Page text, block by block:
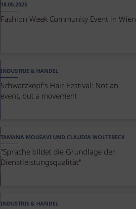
18.05.2025
Fashion Week Community Event in Wien
INDUSTRIE & HANDEL
Schwarzkopf’s Hair Festival: Not an
event, but a movement
TAMANA MOUSAVI UND CLAUDIA WOLTERECK
"Sprache bildet die Grundlage der
Dienstleistungsqualität"
INDUSTRIE & HANDEL